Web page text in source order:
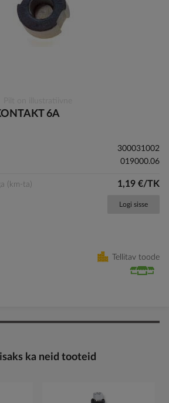
6A
300031002
019000.06
(km-ta) 1,19 €/TK
Logi sisse
Tellitav toode
ka neid tooteid